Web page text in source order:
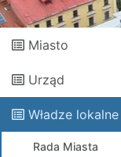
Miasto
Urząd
Władze lokalne
Rada Miasta